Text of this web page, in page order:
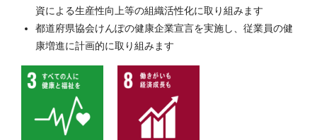
資による生産性向上等の組織活性化に取り組みます
都道府県協会けんぽの健康企業宣言を実施し、従業員の健
康増進に計画的に取り組みます